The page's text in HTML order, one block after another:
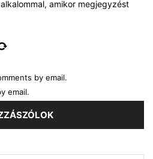
amikor megjegyzést
by email.
email.